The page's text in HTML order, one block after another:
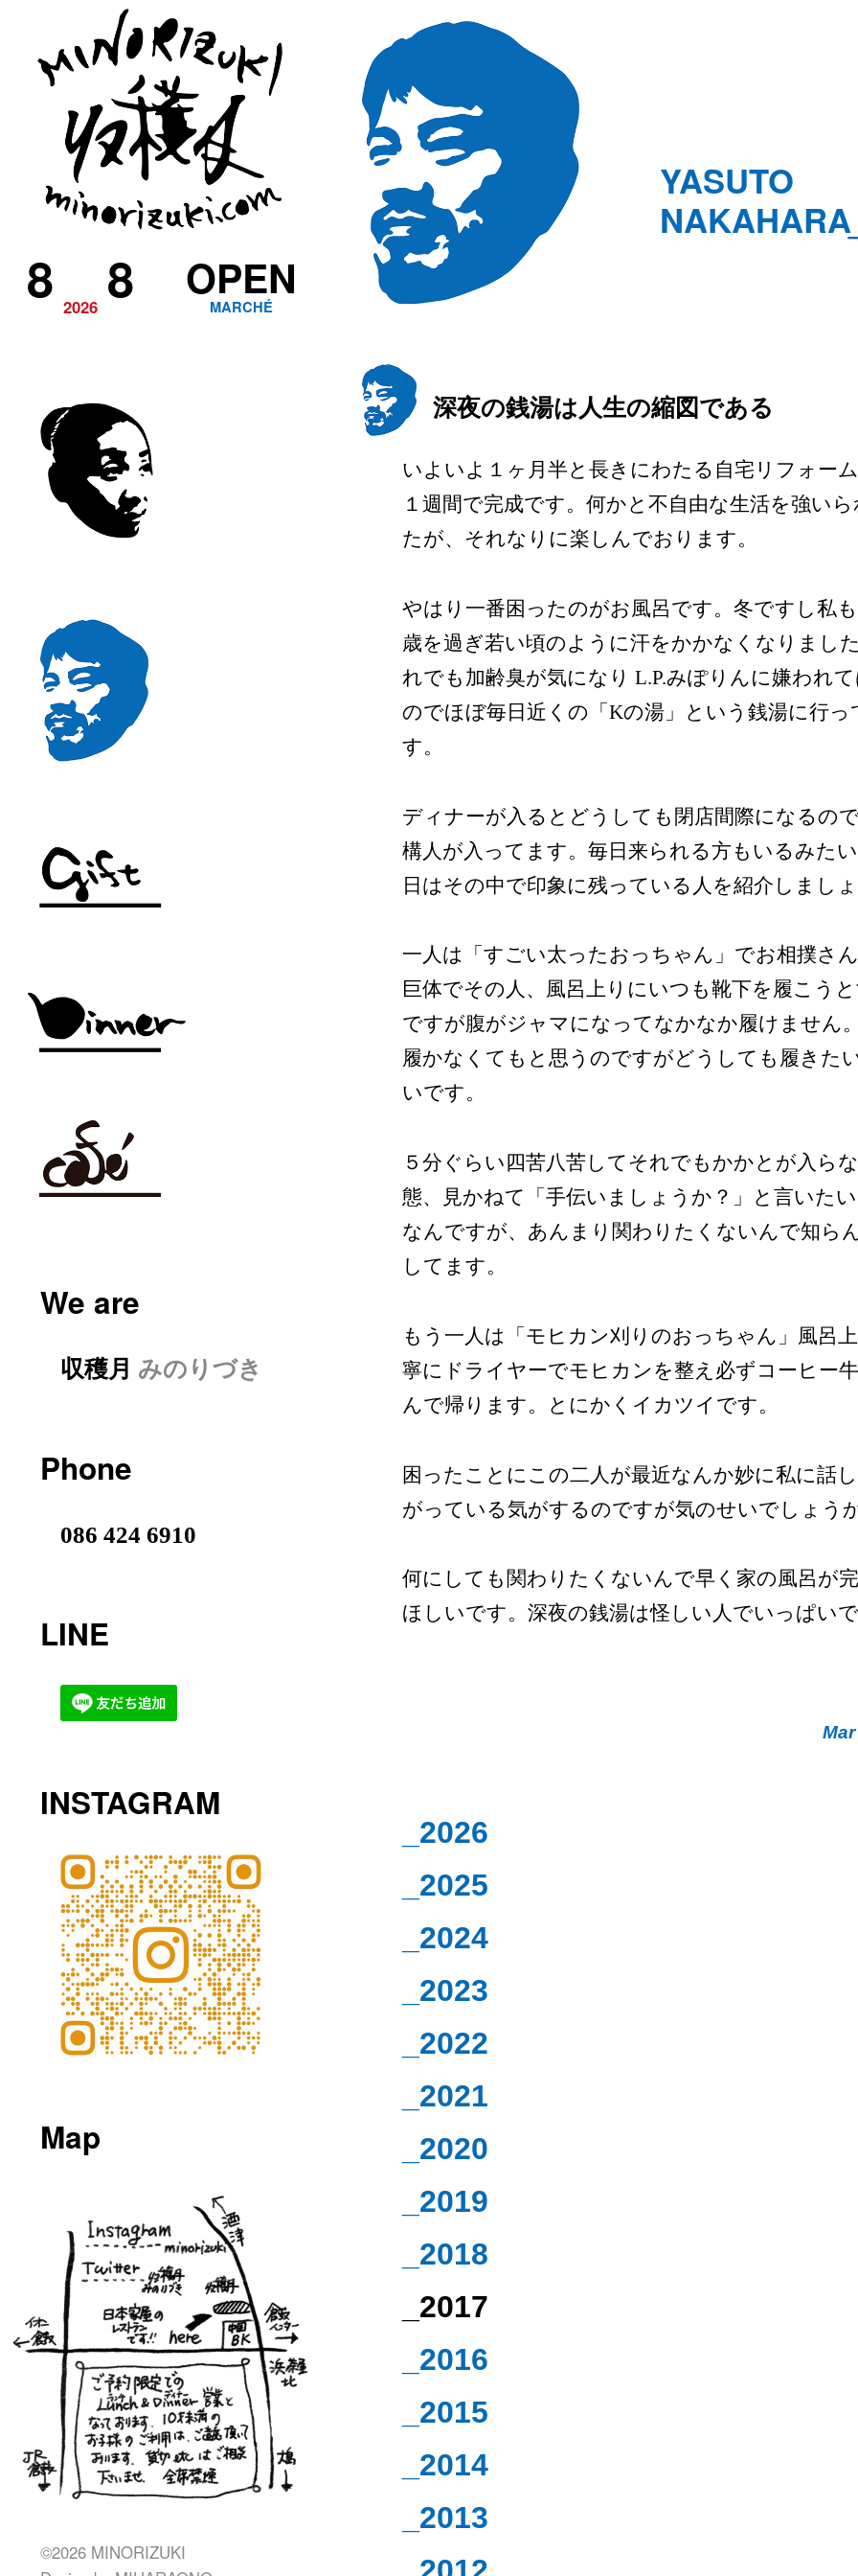
2026
8 8 MARCHÉ
OPEN
YASUTO
NAKAHARA
深夜の銭湯は人生の縮図である
いよいよ１ヶ月半と長きにわたる自宅リフォー
１週間で完成です。何かと不自由な生活を強いら
たが、それなりに楽しんでおります。
やはり一番困ったのがお風呂です。冬ですし私
歳を過ぎ若い頃のように汗をかかなくなりまし
れでも加齢臭が気になり L.P.みぽりんに嫌われ
のでほぼ毎日近くの「Kの湯」という銭湯に行っ
す。
ディナーが入るとどうしても閉店間際になるの
構人が入ってます。毎日来られる方もいるみた
日はその中で印象に残っている人を紹介しましょ
一人は「すごい太ったおっちゃん」でお相撲さ
巨体でその人、風呂上りにいつも靴下を履こう
ですが腹がジャマになってなかなか履けません
履かなくてもと思うのですがどうしても履きた
いです。
５分ぐらい四苦八苦してそれでもかかとが入ら
態、見かねて「手伝いましょうか？」と言いた
なんですが、あんまり関わりたくないんで知ら
してます。
もう一人は「モヒカン刈りのおっちゃん」風呂
寧にドライヤーでモヒカンを整え必ずコーヒー
んで帰ります。とにかくイカツイです。
困ったことにこの二人が最近なんか妙に私に話
がっている気がするのですが気のせいでしょう
何にしても関わりたくないんで早く家の風呂が
ほしいです。深夜の銭湯は怪しい人でいっぱい
_2026
_2025
_2024
_2023
_2022
_2021
_2020
_2019
_2018
_2017
_2016
_2015
_2014
_2013
We are
収穫月 みのりづき
Phone
086 424 6910
LINE
INSTAGRAM
Map
©2026 MINORIZUKI